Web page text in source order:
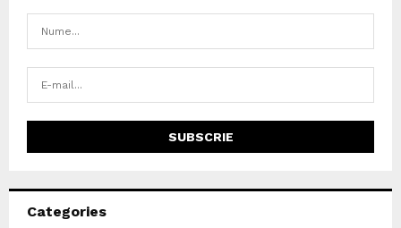
Categories